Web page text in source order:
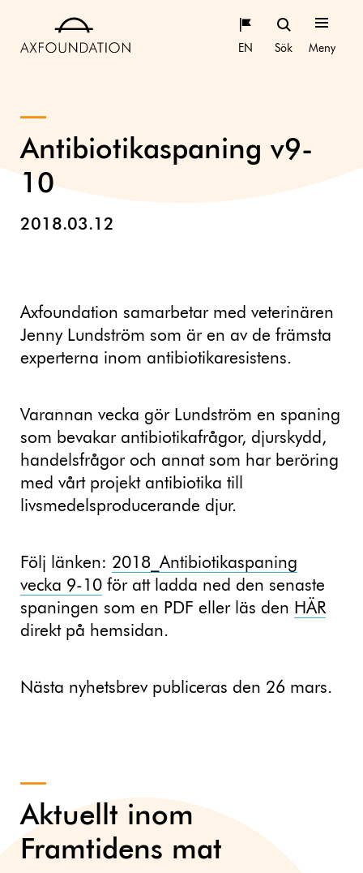
EN Sök Meny
Antibiotikaspaning v9-
10
2018.03.12
Axfoundation samarbetar med veterinären
Jenny Lundström som är en av de främsta
experterna inom antibiotikaresistens.
Varannan vecka gör Lundström en spaning
som bevakar antibiotikafrågor, djurskydd,
handelsfrågor och annat som har beröring
med vårt projekt antibiotika till
livsmedelsproducerande djur.
Följ länken: 2018_Antibiotikaspaning
vecka 9-10 för att ladda ned den senaste
spaningen som en PDF eller läs den HÄR
direkt på hemsidan.
Nästa nyhetsbrev publiceras den 26 mars.
Aktuellt inom
Framtidens mat